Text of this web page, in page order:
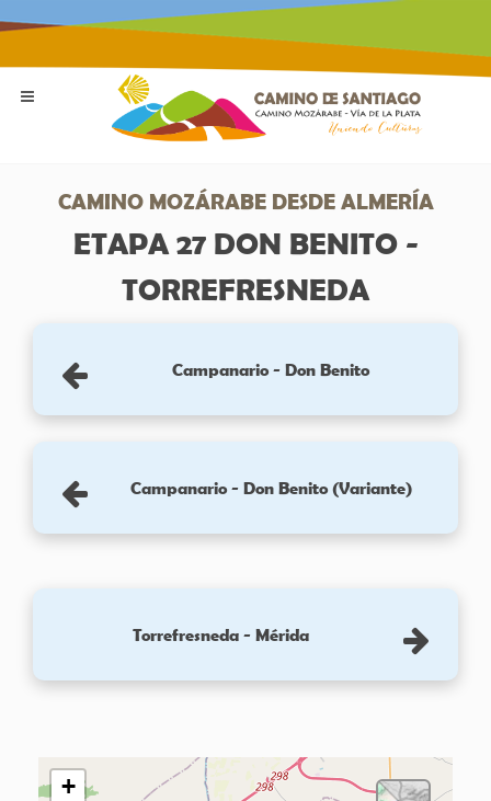
CAMINO MOZÁRABE DESDE ALMERÍA
ETAPA 27 DON BENITO -
TORREFRESNEDA
Campanario - Don Benito
Campanario - Don Benito (Variante)
Torrefresneda - Mérida
+